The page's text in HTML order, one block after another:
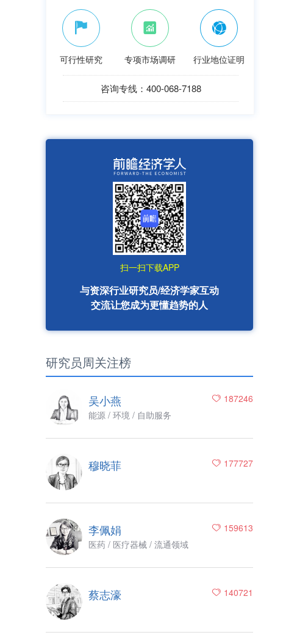
可行性研究 专项市场调研 行业地位证明
咨询专线：400-068-7188
扫一扫下载APP
与资深行业研究员/经济学家互动
交流让您成为更懂趋势的人
研究员周关注榜
187246
吴小燕
能源 / 环境 / 自助服务
177727
穆晓菲
159613
李佩娟
医药 / 医疗器械 / 流通领域
140721
蔡志濠